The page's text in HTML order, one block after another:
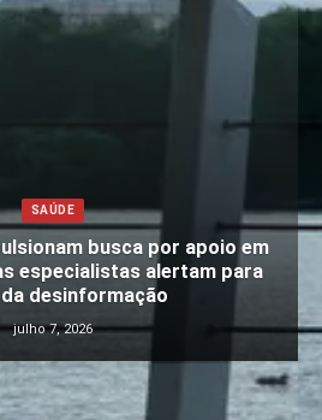
SAÚDE
busca por apoio em
especialistas alertam para
desinformação
julho 7, 2026